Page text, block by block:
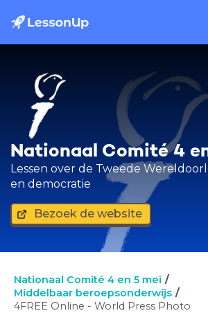
Nationaal Comité 4
Lessen over de Tweede
en democratie
Bezoek de website
Nationaal Comité 4 en 5 mei
Middelbaar beroepsonderwijs
4FREE Online - World Press Photo